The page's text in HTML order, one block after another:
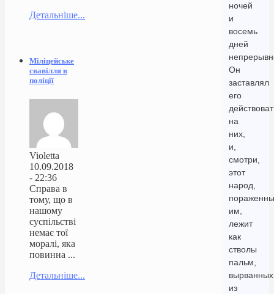
ночей
и
восемь
дней
Он
заставлял
его
на
них,
и,
смотри,
этот
народ,
им,
лежит
как
стволы
пальм,
вырванных
из
Детальніше...
Міліцейське
свавілля в
поліції
Violetta
10.09.2018
- 22:36
Справа в
тому, що в
нашому
суспільстві
немає тої
моралі, яка
повинна ...
Детальніше...